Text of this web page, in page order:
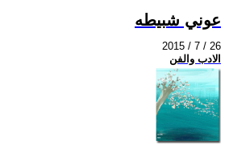
عوني شبيطه
2015 / 7 / 26
الادب والفن